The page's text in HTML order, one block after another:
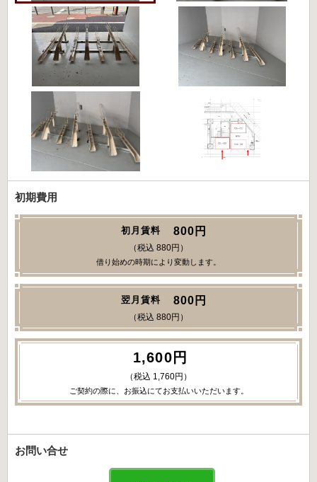
初期費用
初月賃料 800円
（税込 880円）
借り始めの時期により変動します。
翌月賃料 800円
（税込 880円）
1,600円
（税込 1,760円）
ご契約の際に、お振込にてお支払いいただいます。
お問い合せ